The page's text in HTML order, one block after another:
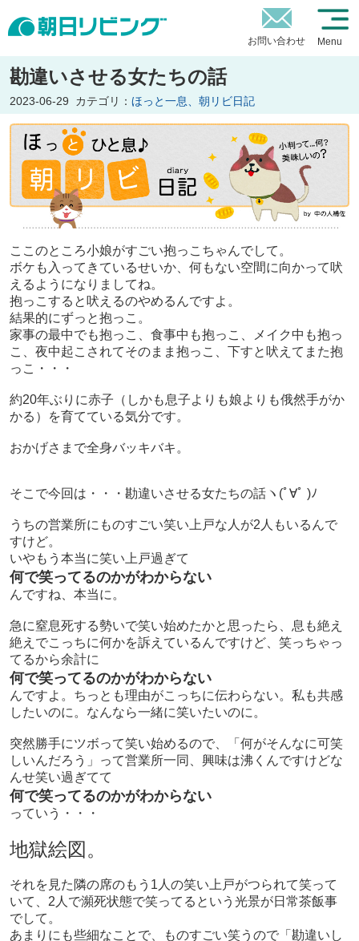
お問い合わせ Menu
勘違いさせる女たちの話
2023-06-29 カテゴリ： ほっと一息、朝リビ日記
ここのところ小娘がすごい抱っこちゃんでして。
ボケも入ってきているせいか、何もない空間に向かって吠
えるようになりましてね。
抱っこすると吠えるのやめるんですよ。
結果的にずっと抱っこ。
家事の最中でも抱っこ、食事中も抱っこ、メイク中も抱っ
こ、夜中起こされてそのまま抱っこ、下すと吠えてまた抱
っこ・・・
約20年ぶりに赤子（しかも息子よりも娘よりも俄然手がか
かる）を育てている気分です。
おかげさまで全身バッキバキ。
そこで今回は・・・勘違いさせる女たちの話ヽ(ﾟ∀ﾟ )ﾉ
うちの営業所にものすごい笑い上戸な人が2人もいるんで
すけど。
いやもう本当に笑い上戸過ぎて
何で笑ってるのかがわからない
んですね、本当に。
急に窒息死する勢いで笑い始めたかと思ったら、息も絶え
絶えでこっちに何かを訴えているんですけど、笑っちゃっ
てるから余計に
何で笑ってるのかがわからない
んですよ。ちっとも理由がこっちに伝わらない。私も共感
したいのに。なんなら一緒に笑いたいのに。
突然勝手にツボって笑い始めるので、「何がそんなに可笑
しいんだろう」って営業所一同、興味は沸くんですけどな
んせ笑い過ぎてて
何で笑ってるのかがわからない
っていう・・・
地獄絵図。
それを見た隣の席のもう1人の笑い上戸がつられて笑って
いて、2人で瀕死状態で笑ってるという光景が日常茶飯事
でして。
あまりにも些細なことで、ものすごい笑うので「勘違いし